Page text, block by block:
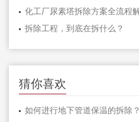
拆除工程，到底在拆什么？
猜你喜欢
如何进行地下管道保温的拆除？